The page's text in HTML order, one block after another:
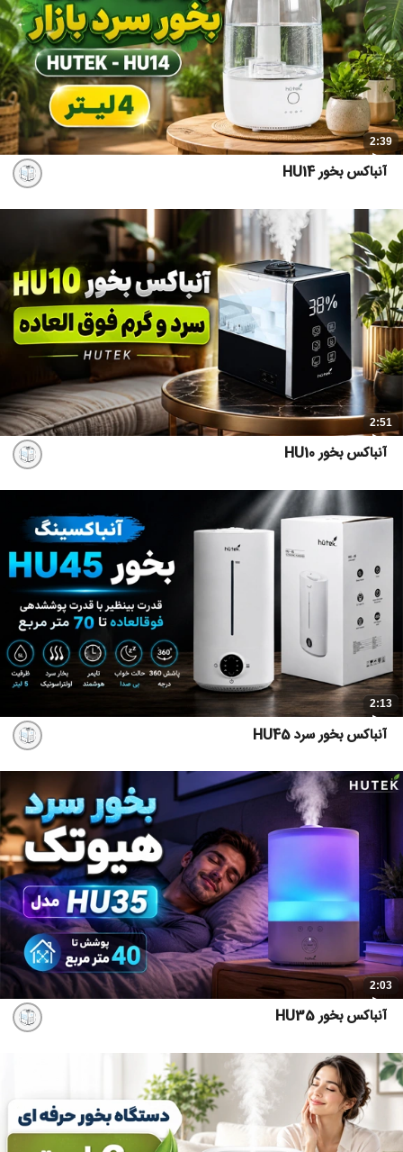
2:39
آنباکس بخور HU14
2:51
آنباکس بخور HU10
2:13
آنباکس بخور سرد HU45
2:03
آنباکس بخور HU35